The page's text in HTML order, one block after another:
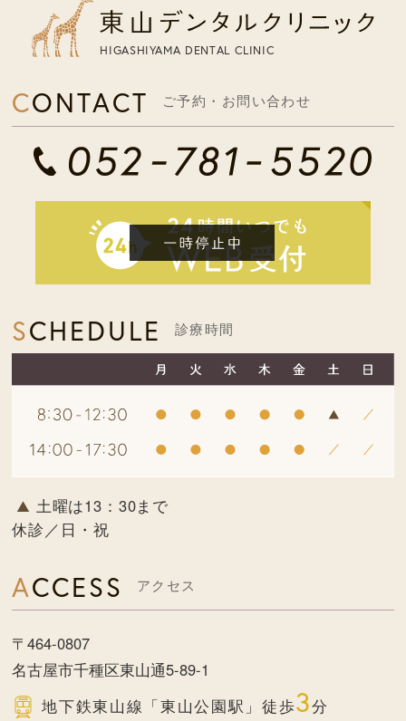
HIGASHIYAMA DENTAL CLINIC
CONTACT ご予約・お問い合わせ
SCHEDULE 診療時間
土曜は13：30まで
休診／日・祝
ACCESS アクセス
〒464-0807
名古屋市千種区東山通5-89-1
地下鉄東山線 「東山公園駅」徒歩3分